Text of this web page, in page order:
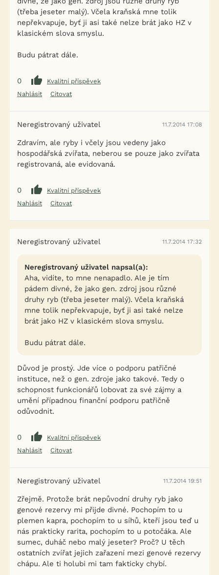
(třeba jeseter malý). Včela kraňská mne tolik
nepřekvapuje, byť ji asi také nelze brát jako HZ v
klasickém slova smyslu.
Budu pátrat dále.
0
Kvalitní příspěvek
Nahlásit
Citovat
Neregistrovaný uživatel 11.7.2014 17:08
Zdravím, ale ryby i včely jsou vedeny jako
hospodářská zvířata, neberou se pouze jako zvířata
registrovaná, ale evidovaná.
0
Kvalitní příspěvek
Nahlásit
Citovat
Neregistrovaný uživatel 11.7.2014 17:32
Neregistrovaný uživatel napsal(a):
Aha, vidíte, to mne nenapadlo. Ale je tím
pádem divné, že jako gen. zdroj jsou různé
druhy ryb (třeba jeseter malý). Včela kraňská
mne tolik nepřekvapuje, byť ji asi také nelze
brát jako HZ v klasickém slova smyslu.
Budu pátrat dále.
Důvod je prostý. Jde více o podporu patřičné
instituce, než o gen. zdroje jako takové. Tedy o
schopnost funkcionářů lobovat za své zájmy a
umění případnou finanční podporu patřičně
odůvodnit.
0
Kvalitní příspěvek
Nahlásit
Citovat
Neregistrovaný uživatel 11.7.2014 19:51
Zřejmě. Protože brát nepůvodní druhy ryb jako
genové rezervy mi přijde divné. Pochopím to u
plemen kapra, pochopím to u síhů, kteří jsou teď u
nás prakticky rarita, pochopím to u potočáka. Ale
sumec, duháč nebo malý jeseter? Proč? U těch
ostatních zvířat jejich zařazení mezi genové rezervy
chápu. Ale ti holubi mi tam fakticky chybí.